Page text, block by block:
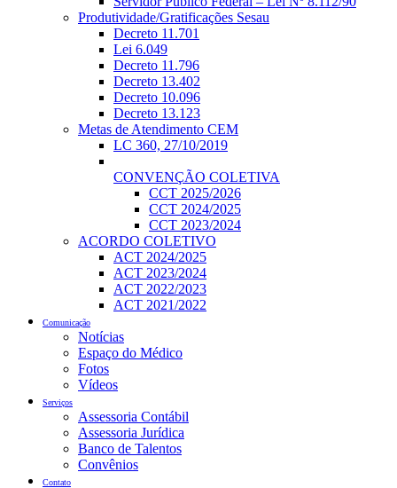
Produtividade/Gratificações Sesau
Decreto 11.701
Lei 6.049
Decreto 11.796
Decreto 13.402
Decreto 10.096
Decreto 13.123
Metas de Atendimento CEM
LC 360, 27/10/2019
CONVENÇÃO COLETIVA
CCT 2025/2026
CCT 2024/2025
CCT 2023/2024
ACORDO COLETIVO
ACT 2024/2025
ACT 2023/2024
ACT 2022/2023
ACT 2021/2022
Comunicação
Notícias
Espaço do Médico
Fotos
Vídeos
Serviços
Assessoria Contábil
Assessoria Jurídica
Banco de Talentos
Convênios
Contato